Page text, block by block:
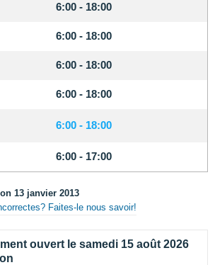
6:00 - 18:00
6:00 - 18:00
6:00 - 18:00
6:00 - 18:00
6:00 - 18:00
6:00 - 17:00
13 janvier 2013
Faites-le nous savoir!
ouvert le samedi 15 août 2026